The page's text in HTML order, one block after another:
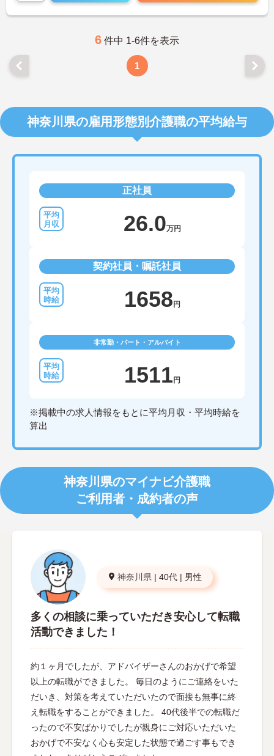
6 件中 1-6件を表示
1
神奈川県の雇用形態別介護職の平均給与
正社員
26.0万円
契約社員・嘱託社員
1658 円
非常勤・パート・アルバイト
1511 円
※掲載中の求人情報をもとに平均月収・平均時給を
算出
神奈川県のマイナビ介護職
ご利用者・成約者の声
神奈川県 | 40代 | 男性
多くの相談に乗っていただき安心して転職
活動できました！
約１ヶ月でしたが、アドバイザーさんのおかげで希望
以上の転職ができました。 毎日のようにご連絡をいた
だいき、対策を考えていただいたので面接も無事に終
え転職をすることができました。 40代後半での転職だ
ったので不安ばかりでしたが親身にご対応いただいた
おかげで不安なく心も安定した状態で過ごす事もでき